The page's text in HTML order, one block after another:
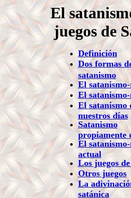
El
juegos de
Definición
Dos formas
satanismo
El
El
El satanismo
nuestros días
Satanismo
propiamente
El
actual
Los juegos
Otros juegos
La
satánica